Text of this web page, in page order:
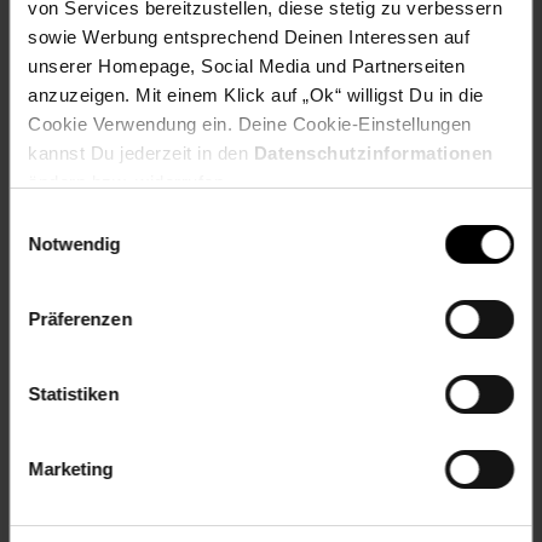
von Services bereitzustellen, diese stetig zu verbessern
sowie Werbung entsprechend Deinen Interessen auf
unserer Homepage, Social Media und Partnerseiten
anzuzeigen. Mit einem Klick auf „Ok“ willigst Du in die
Cookie Verwendung ein. Deine Cookie-Einstellungen
kannst Du jederzeit in den Datenschutzinformationen
Notwendig
Präferenzen
Statistiken
Marketing
Bewertungen
Versandinformationen
Herstellerinformationen
Rezeptwelt NettoKOM Karriere